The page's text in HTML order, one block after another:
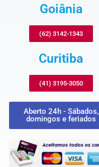
Goiânia
(62) 3142-1343
Curitiba
(41) 3195-3050
Aberto 24h - Sábados,
domingos e feriados